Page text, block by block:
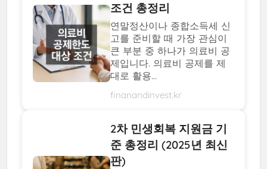
조건 총정리
연말정산이나 종합소득세 신
고를 준비할 때 가장 관심이
큰 부분 중 하나가 의료비 공
제입니다. 의료비 공제를 제
대로 활용...
finanandinvest.kr
2차 민생회복 지원금 기
준 총정리 (2025년 최신
판)